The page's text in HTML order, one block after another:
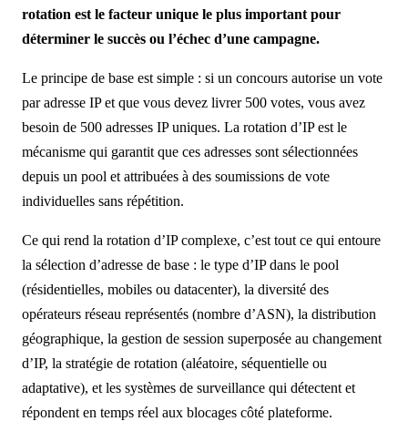
rotation est le facteur unique le plus important pour
déterminer le succès ou l’échec d’une campagne.
Le principe de base est simple : si un concours autorise un vote
par adresse IP et que vous devez livrer 500 votes, vous avez
besoin de 500 adresses IP uniques. La rotation d’IP est le
mécanisme qui garantit que ces adresses sont sélectionnées
depuis un pool et attribuées à des soumissions de vote
individuelles sans répétition.
Ce qui rend la rotation d’IP complexe, c’est tout ce qui entoure
la sélection d’adresse de base : le type d’IP dans le pool
(résidentielles, mobiles ou datacenter), la diversité des
opérateurs réseau représentés (nombre d’ASN), la distribution
géographique, la gestion de session superposée au changement
d’IP, la stratégie de rotation (aléatoire, séquentielle ou
adaptative), et les systèmes de surveillance qui détectent et
répondent en temps réel aux blocages côté plateforme.